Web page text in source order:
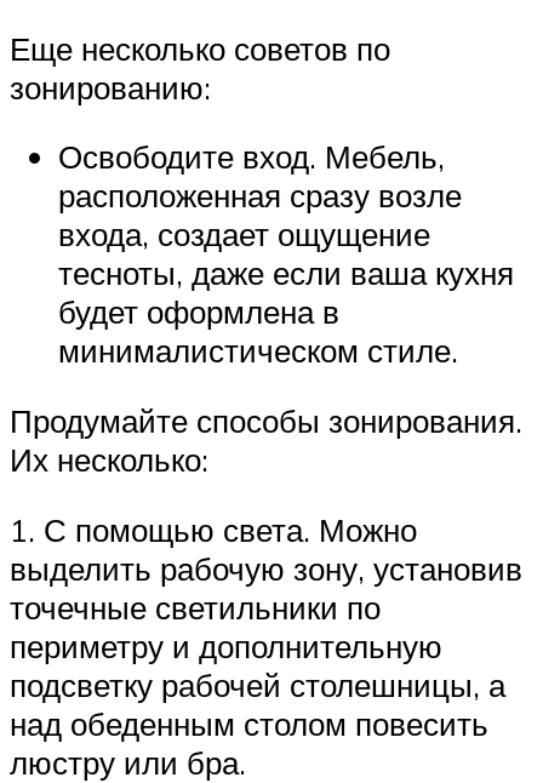
Еще несколько советов по
зонированию:
Освободите вход. Мебель,
расположенная сразу возле
входа, создает ощущение
тесноты, даже если ваша кухня
будет оформлена в
минималистическом стиле.
Продумайте способы зонирования.
Их несколько:
1. С помощью света. Можно
выделить рабочую зону, установив
точечные светильники по
периметру и дополнительную
подсветку рабочей столешницы, а
над обеденным столом повесить
люстру или бра.